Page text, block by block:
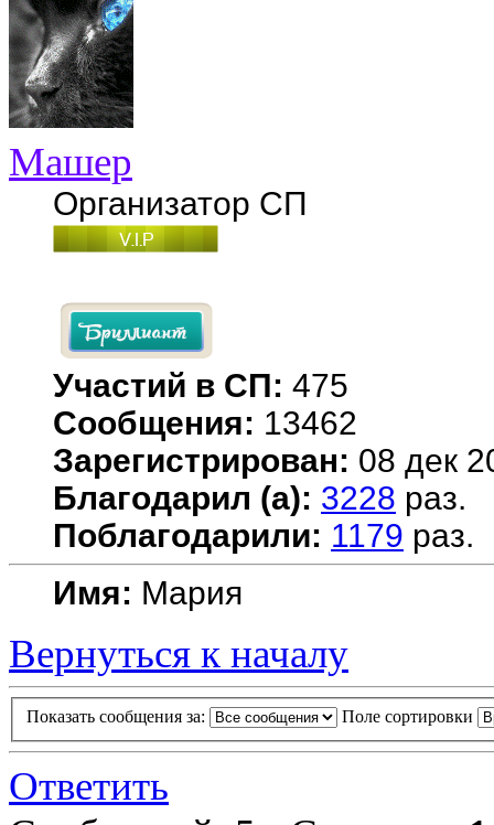
Машер
Организатор СП
Участий в СП: 475
Сообщения: 13462
Зарегистрирован: 08 дек
Благодарил (а): 3228 раз.
Поблагодарили: 1179 раз.
Имя: Мария
Вернуться к началу
Показать сообщения за: Поле сортировки
Ответить